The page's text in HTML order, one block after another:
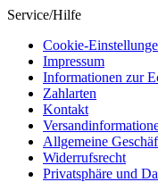
Service/Hilfe
Cookie-
Impressum
Informationen zur
Zahlarten
Kontakt
Allgemeine
Widerrufsrecht
Privatsphäre und